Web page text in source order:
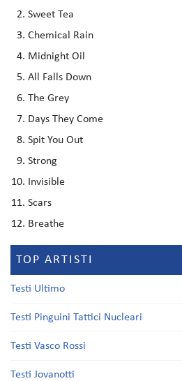
Sweet Tea
Chemical Rain
Midnight Oil
All Falls Down
The Grey
Days They Come
Spit You Out
Strong
Invisible
Scars
Breathe
TOP ARTISTI
Testi Ultimo
Testi Pinguini Tattici Nucleari
Testi Vasco Rossi
Testi Jovanotti